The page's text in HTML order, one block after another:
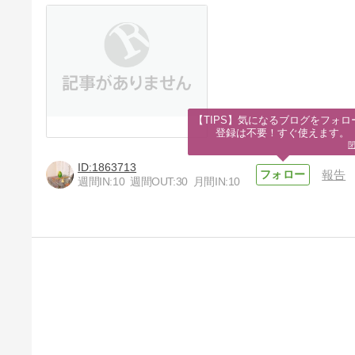
1863713
週間IN:10 週間OUT:30 月間IN:10
報告
【TIPS】気になるブログをフォロ
登録は不要！すぐ使えます。